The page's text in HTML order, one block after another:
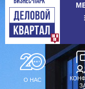
О НАС